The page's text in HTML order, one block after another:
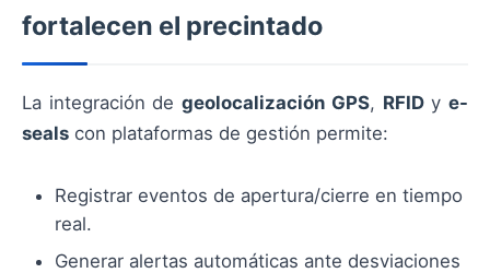
fortalecen el precintado
La integración degeolocalización GPS, RFIDye-
seals con plataformas de gestión permite:
Registrar eventos de apertura/cierre en tiempo
real.
Generar alertas automáticas ante desviaciones